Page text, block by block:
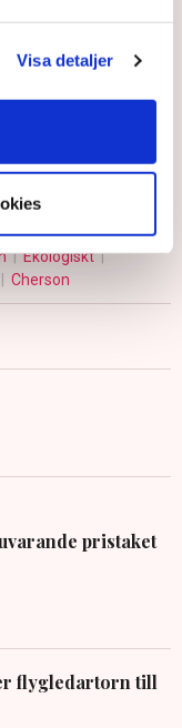
Visa detaljer
ännu. Ukraina
skyller helt och
allt det här, säger
Ekologiskt
Cherson
pristaket
flygledartorn till